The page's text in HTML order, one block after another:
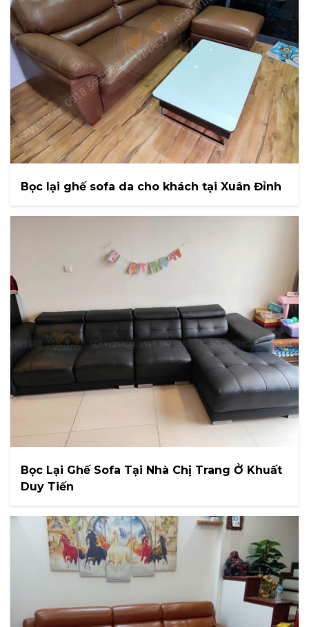
Bọc lại ghế sofa da cho khách tại Xuân Đỉnh
Bọc Lại Ghế Sofa Tại Nhà Chị Trang Ở Khuất
Duy Tiến